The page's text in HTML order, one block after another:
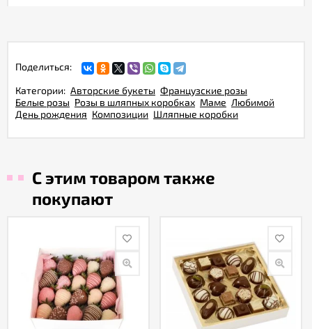
Поделиться:
Категории: Авторские букеты Французские розы
Белые розы Розы в шляпных коробках Маме Любимой
День рождения Композиции Шляпные коробки
С этим товаром также
покупают